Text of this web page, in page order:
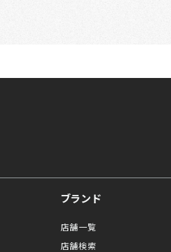
ブランド
店舗一覧
店舗検索